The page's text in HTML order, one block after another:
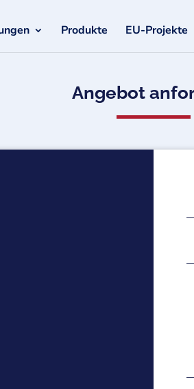
Produkte EU-Projekte
Angebot